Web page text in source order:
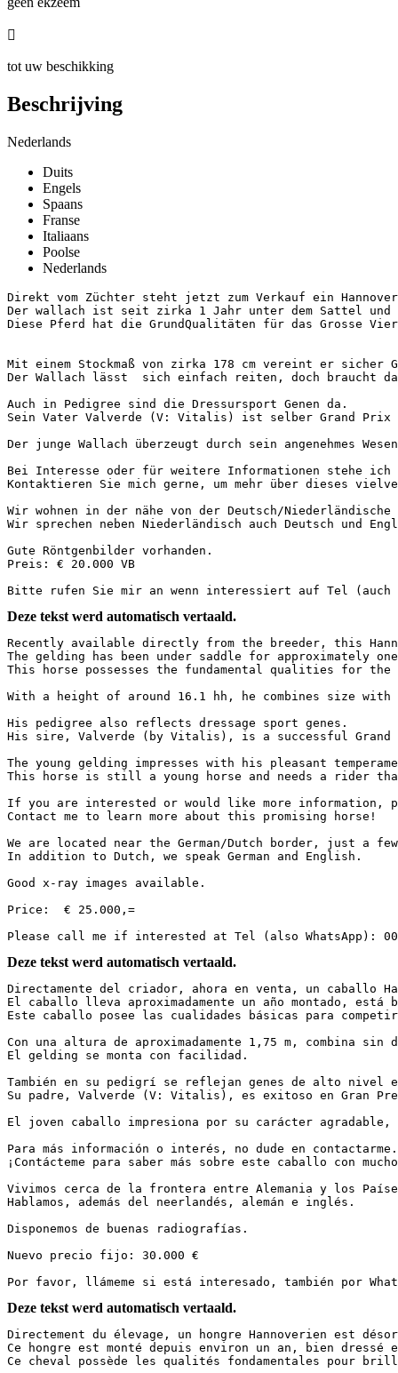

tot uw beschikking
Beschrijving
Nederlands
Duits
Engels
Spaans
Franse
Italiaans
Poolse
Nederlands
Direkt vom Züchter steht jetzt zum Verkauf ein
Der wallach ist seit zirka 1 Jahr unter dem Sattel und
Diese Pferd hat die GrundQualitäten für das Grosse
Mit einem Stockmaß von zirka 178 cm vereint er
Der Wallach lässt  sich einfach reiten, doch braucht
Auch in Pedigree sind die Dressursport Genen da.
Sein Vater Valverde (V: Vitalis) ist selber Grand Prix
Der junge Wallach überzeugt durch sein angenehmes
Bei Interesse oder für weitere Informationen stehe
Kontaktieren Sie mich gerne, um mehr über dieses
Wir wohnen in der nähe von der Deutsch/
Wir sprechen neben Niederländisch auch Deutsch und
Gute Röntgenbilder vorhanden.
Preis: € 20.000 VB
Bitte rufen Sie mir an wenn interessiert auf Tel (auch
Deze tekst werd automatisch vertaald.
Recently available directly from the breeder, this
The gelding has been under saddle for
This horse possesses the fundamental qualities for
With a height of around 16.1 hh, he combines size
His pedigree also reflects dressage sport genes.
His sire, Valverde (by Vitalis), is a successful Grand
The young gelding impresses with his pleasant
This horse is still a young horse and needs a rider
If you are interested or would like more information,
Contact me to learn more about this promising horse!
We are located near the German/Dutch border, just a
In addition to Dutch, we speak German and English.
Good x-ray images available.
Price:  € 25.000,=
Please call me if interested at Tel (also WhatsApp):
Deze tekst werd automatisch vertaald.
Directamente del criador, ahora en venta, un caballo
El caballo lleva aproximadamente un año montado,
Este caballo posee las cualidades básicas para
Con una altura de aproximadamente 1,75 m, combina
El gelding se monta con facilidad.
También en su pedigrí se reflejan genes de alto
Su padre, Valverde (V: Vitalis), es exitoso en Gran
El joven caballo impresiona por su carácter
Para más información o interés, no dude en
¡Contácteme para saber más sobre este caballo con
Vivimos cerca de la frontera entre Alemania y los
Hablamos, además del neerlandés, alemán e inglés.
Disponemos de buenas radiografías.
Nuevo precio fijo: 30.000 €
Por favor, llámeme si está interesado, también por
Deze tekst werd automatisch vertaald.
Directement du élevage, un hongre Hannoverien est
Ce hongre est monté depuis environ un an, bien
Ce cheval possède les qualités fondamentales pour